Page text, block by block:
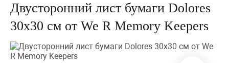
Двусторонний лист бумаги Dolores
30x30 см от We R Memory Keepers